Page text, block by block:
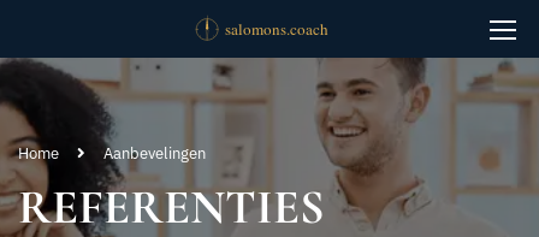
Home Aanbevelingen
REFERENTIES